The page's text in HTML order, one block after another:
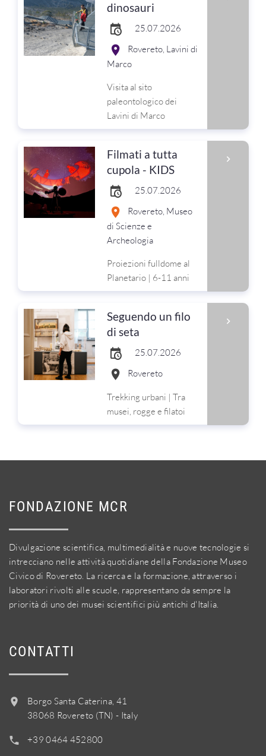
dinosauri
25.07.2026
Rovereto, Lavini di
Marco
Visita al sito
paleontologico dei
Lavini di Marco
Filmati a tutta
cupola - KIDS
25.07.2026
Rovereto, Museo
di Scienze e
Archeologia
Proiezioni fulldome al
Planetario | 6-11 anni
Seguendo un filo
di seta
25.07.2026
Rovereto
Trekking urbani | Tra
musei, rogge e filatoi
FONDAZIONE MCR
Divulgazione scientifica, multimedialità e nuove tecnologie si
intrecciano nelle attività quotidiane della Fondazione Museo
Civico di Rovereto. La ricerca e la formazione, attraverso i
laboratori rivolti alle scuole, rappresentano da sempre la
priorità di uno dei musei scientifici più antichi d'Italia.
CONTATTI
Borgo Santa Caterina, 41
38068 Rovereto (TN) - Italy
+39 0464 452800